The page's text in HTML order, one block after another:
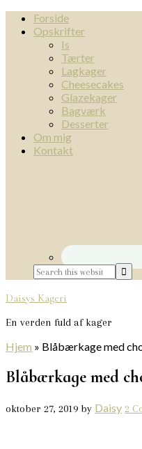
Forside
Opskrifter
Is
Tærter
Lagkager
Cheesecakes
Glazekager
Bagværk
Desserter
Om mig
Kontakt
Daisys Kageri
En verden fuld af kager
Hjem » Blåbærkage med
Blåbærkage med
oktober 27, 2019 by Daisy 2